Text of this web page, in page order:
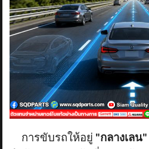
การขับรถให้อยู่ "กลางเลน"